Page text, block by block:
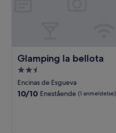
Glamping la bellota
Glamping la bellota
2.5-
stjernet
overnatningssted
Encinas de Esgueva
10.0
10/10 Enestående (1 anmeldelse)